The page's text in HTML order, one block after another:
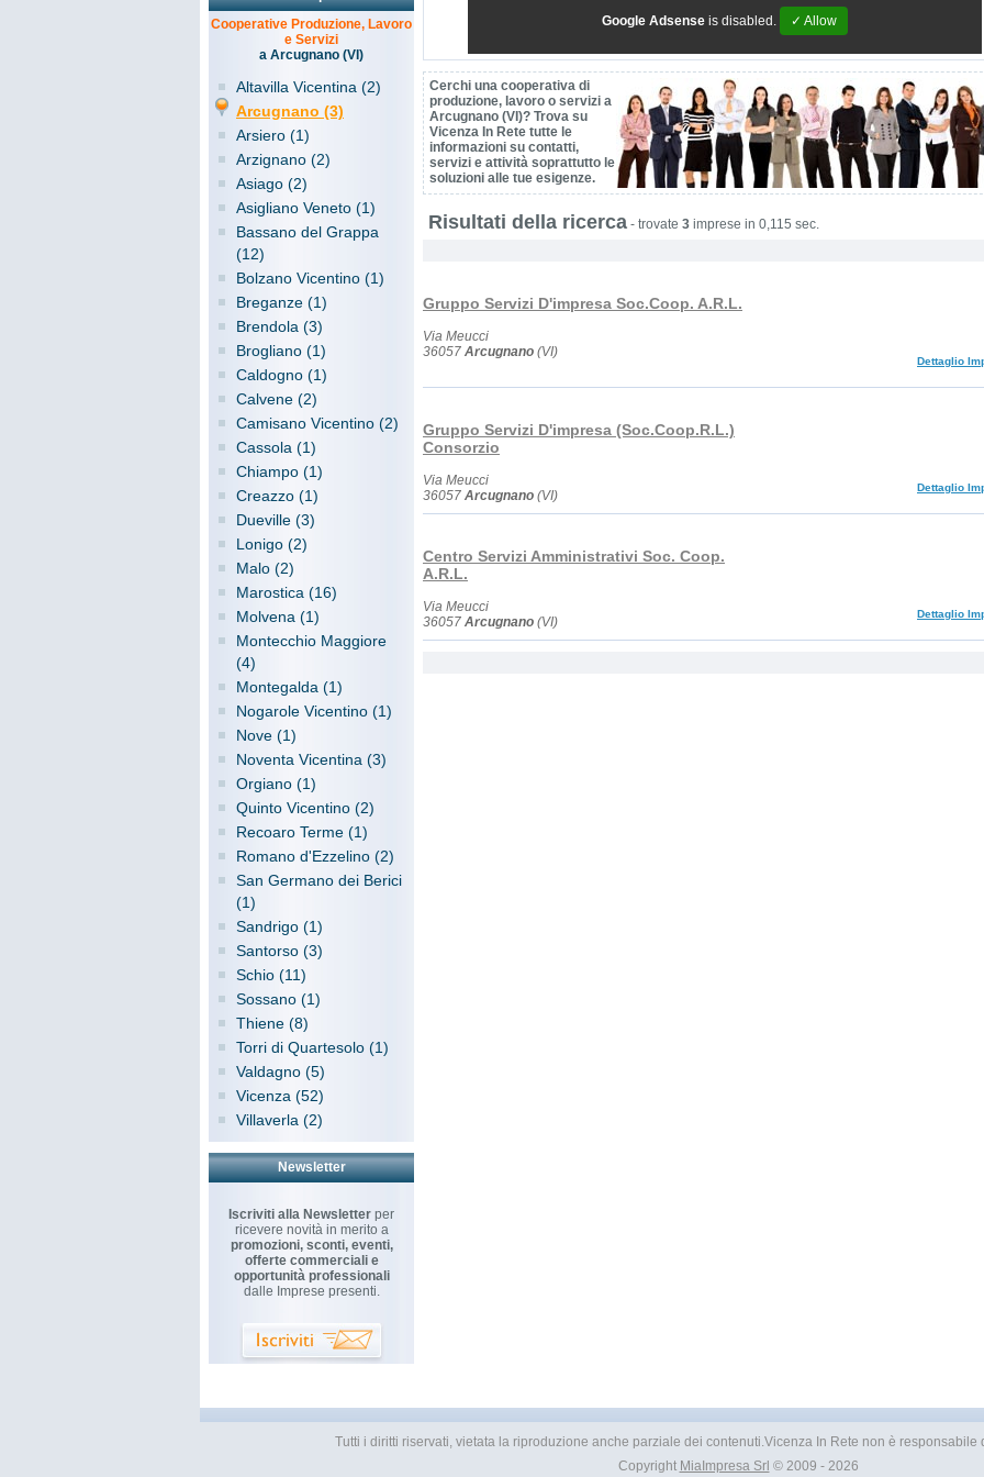
Cooperative Produzione, Lavoro
e Servizi
a Arcugnano (VI)
Altavilla Vicentina (2)
Arcugnano (3)
Arsiero (1)
Arzignano (2)
Asiago (2)
Asigliano Veneto (1)
Bassano del Grappa
(12)
Bolzano Vicentino (1)
Breganze (1)
Brendola (3)
Brogliano (1)
Caldogno (1)
Calvene (2)
Camisano Vicentino (2)
Cassola (1)
Chiampo (1)
Creazzo (1)
Dueville (3)
Lonigo (2)
Malo (2)
Marostica (16)
Molvena (1)
Montecchio Maggiore
(4)
Montegalda (1)
Nogarole Vicentino (1)
Nove (1)
Noventa Vicentina (3)
Orgiano (1)
Quinto Vicentino (2)
Recoaro Terme (1)
Romano d'Ezzelino (2)
San Germano dei Berici
(1)
Sandrigo (1)
Santorso (3)
Schio (11)
Sossano (1)
Thiene (8)
Torri di Quartesolo (1)
Valdagno (5)
Vicenza (52)
Villaverla (2)
Newsletter
Iscriviti alla Newsletter per
ricevere novità in merito a
promozioni, sconti, eventi,
offerte commerciali e
opportunità professionali
dalle Imprese presenti.
Google Adsense is disabled. ✓ Allow
Cerchi una cooperativa di
produzione, lavoro o servizi a
Arcugnano (VI)? Trova su
Vicenza In Rete tutte le
informazioni su contatti,
servizi e attività soprattutto le
soluzioni alle tue esigenze.
Risultati della ricerca - trovate 3 imprese in 0,115 sec.
Gruppo Servizi D'impresa Soc.Coop. A.R.L.
Via Meucci
36057 Arcugnano (VI)
Dettaglio
Gruppo Servizi D'impresa (Soc.Coop.R.L.)
Consorzio
Via Meucci
36057 Arcugnano (VI)
Dettaglio
Centro Servizi Amministrativi Soc. Coop.
A.R.L.
Via Meucci
36057 Arcugnano (VI)
Dettaglio
Tutti i diritti riservati, vietata la riproduzione anche parziale dei contenuti.Vicenza In Rete non è responsabile
Copyright MiaImpresa Srl © 2009 - 2026